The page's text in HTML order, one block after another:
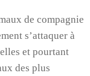
de compagnie
s’attaquer à
et pourtant
des plus